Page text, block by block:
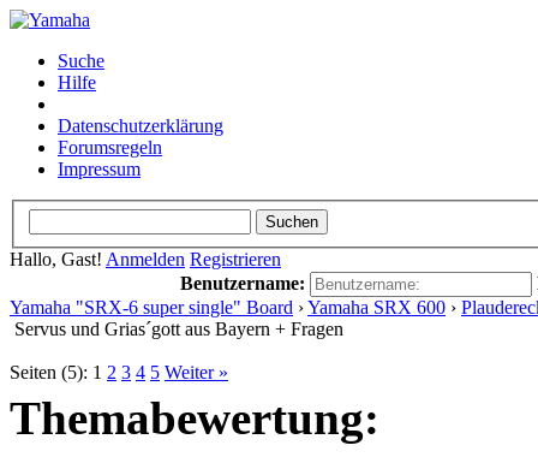
Suche
Hilfe
Datenschutzerklärung
Forumsregeln
Impressum
Hallo, Gast! Anmelden Registrieren
Benutzername:
Yamaha "SRX-6 super single" Board ›Yamaha SRX 600 ›
Servus und Grias´gott aus Bayern + Fragen
Seiten (5): 1 2 3 4 5 Weiter »
Themabewertung: